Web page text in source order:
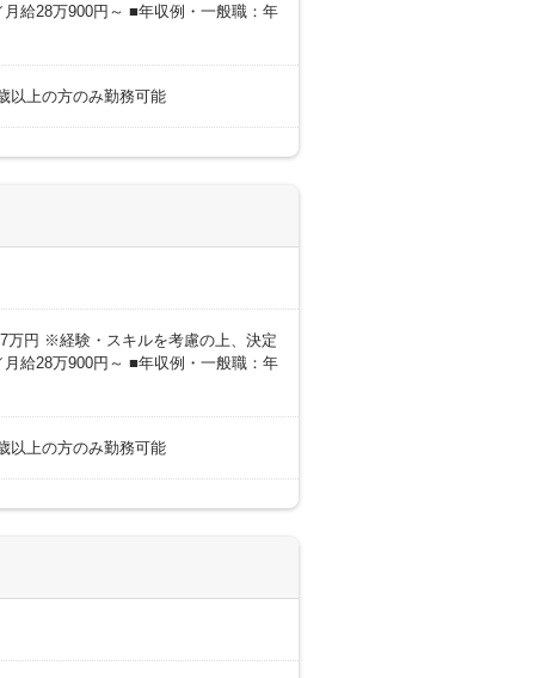
給28万900円～ ■年収例・一般職：年
以上の方のみ勤務可能
万円 ※経験・スキルを考慮の上、決定
給28万900円～ ■年収例・一般職：年
以上の方のみ勤務可能